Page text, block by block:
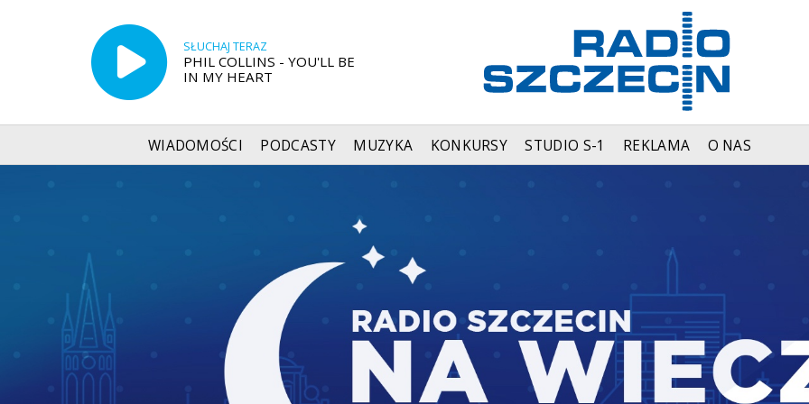
SŁUCHAJ TERAZ
PHIL COLLINS - YOU'LL BE
IN MY HEART
WIADOMOŚCI PODCASTY MUZYKA KONKURSY STUDIO S-1 REKLAMA O NAS